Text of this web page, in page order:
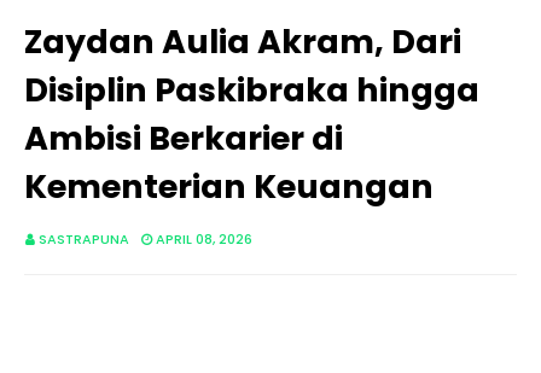
Zaydan Aulia Akram, Dari
Disiplin Paskibraka hingga
Ambisi Berkarier di
Kementerian Keuangan
SASTRAPUNA APRIL 08, 2026